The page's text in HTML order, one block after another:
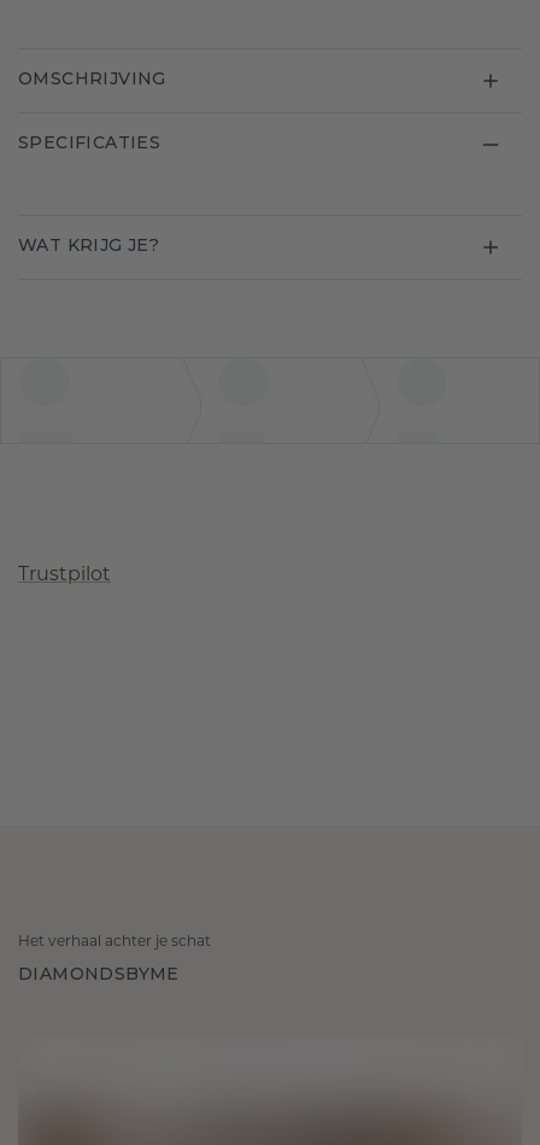
OMSCHRIJVING
SPECIFICATIES
WAT KRIJG JE?
Trustpilot
Het verhaal achter je schat
DIAMONDSBYME